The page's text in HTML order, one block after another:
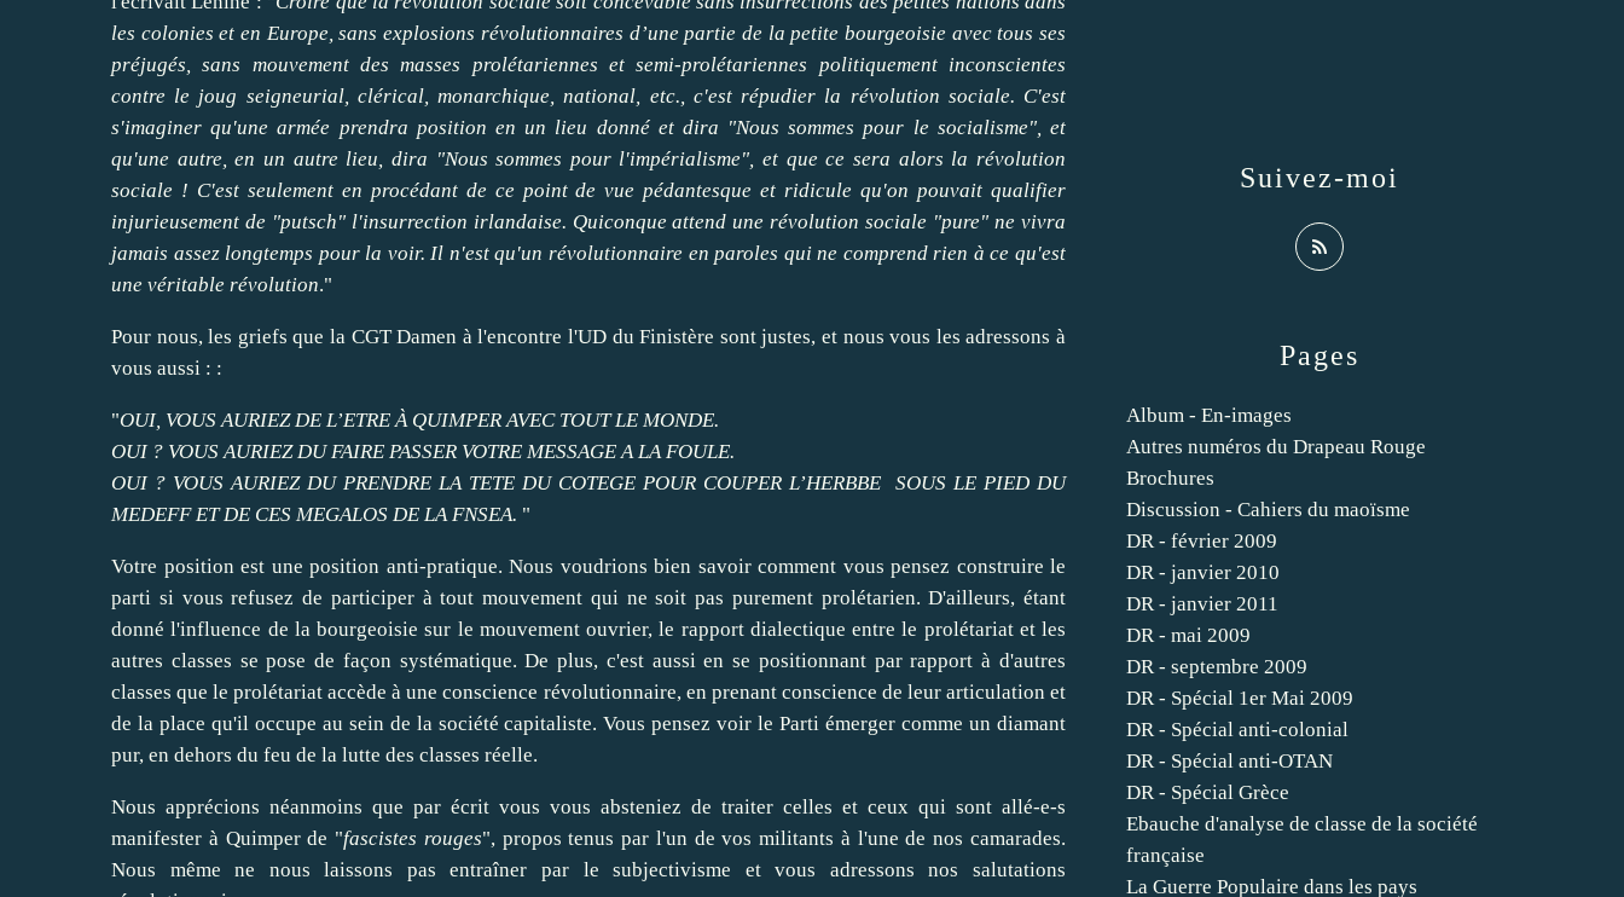
les colonies et en Europe, sans explosions révolutionnaires d’une partie de la petite bourgeoisie avec tous ses
préjugés, sans mouvement des masses prolétariennes et semi-prolétariennes politiquement inconscientes
contre le joug seigneurial, clérical, monarchique, national, etc., c'est répudier la révolution sociale. C'est
s'imaginer qu'une armée prendra position en un lieu donné et dira "Nous sommes pour le socialisme", et
qu'une autre, en un autre lieu, dira "Nous sommes pour l'impérialisme", et que ce sera alors la révolution
sociale ! C'est seulement en procédant de ce point de vue pédantesque et ridicule qu'on pouvait qualifier
injurieusement de "putsch" l'insurrection irlandaise. Quiconque attend une révolution sociale "pure" ne vivra
jamais assez longtemps pour la voir. Il n'est qu'un révolutionnaire en paroles qui ne comprend rien à ce qu'est
une véritable révolution."
Pour nous, les griefs que la CGT Damen à l'encontre l'UD du Finistère sont justes, et nous vous les adressons à
vous aussi : :
"OUI, VOUS AURIEZ DE L’ETRE À QUIMPER AVEC TOUT LE MONDE.
OUI ? VOUS AURIEZ DU FAIRE PASSER VOTRE MESSAGE A LA FOULE.
OUI ? VOUS AURIEZ DU PRENDRE LA TETE DU COTEGE POUR COUPER L’HERBBE SOUS LE PIED DU
MEDEFF ET DE CES MEGALOS DE LA FNSEA. "
Votre position est une position anti-pratique. Nous voudrions bien savoir comment vous pensez construire le
parti si vous refusez de participer à tout mouvement qui ne soit pas purement prolétarien. D'ailleurs, étant
donné l'influence de la bourgeoisie sur le mouvement ouvrier, le rapport dialectique entre le prolétariat et les
autres classes se pose de façon systématique. De plus, c'est aussi en se positionnant par rapport à d'autres
classes que le prolétariat accède à une conscience révolutionnaire, en prenant conscience de leur articulation et
de la place qu'il occupe au sein de la société capitaliste. Vous pensez voir le Parti émerger comme un diamant
pur, en dehors du feu de la lutte des classes réelle.
Nous apprécions néanmoins que par écrit vous vous absteniez de traiter celles et ceux qui sont allé-e-s
manifester à Quimper de "fascistes rouges", propos tenus par l'un de vos militants à l'une de nos camarades.
Nous même ne nous laissons pas entraîner par le subjectivisme et vous adressons nos salutations
Pages
Album - En-images
Autres numéros du Drapeau Rouge
Brochures
Discussion - Cahiers du maoïsme
DR - février 2009
DR - janvier 2010
DR - janvier 2011
DR - mai 2009
DR - septembre 2009
DR - Spécial 1er Mai 2009
DR - Spécial anti-colonial
DR - Spécial anti-OTAN
DR - Spécial Grèce
Ebauche d'analyse de classe de la société
française
La Guerre Populaire dans les pays
Suivez-moi